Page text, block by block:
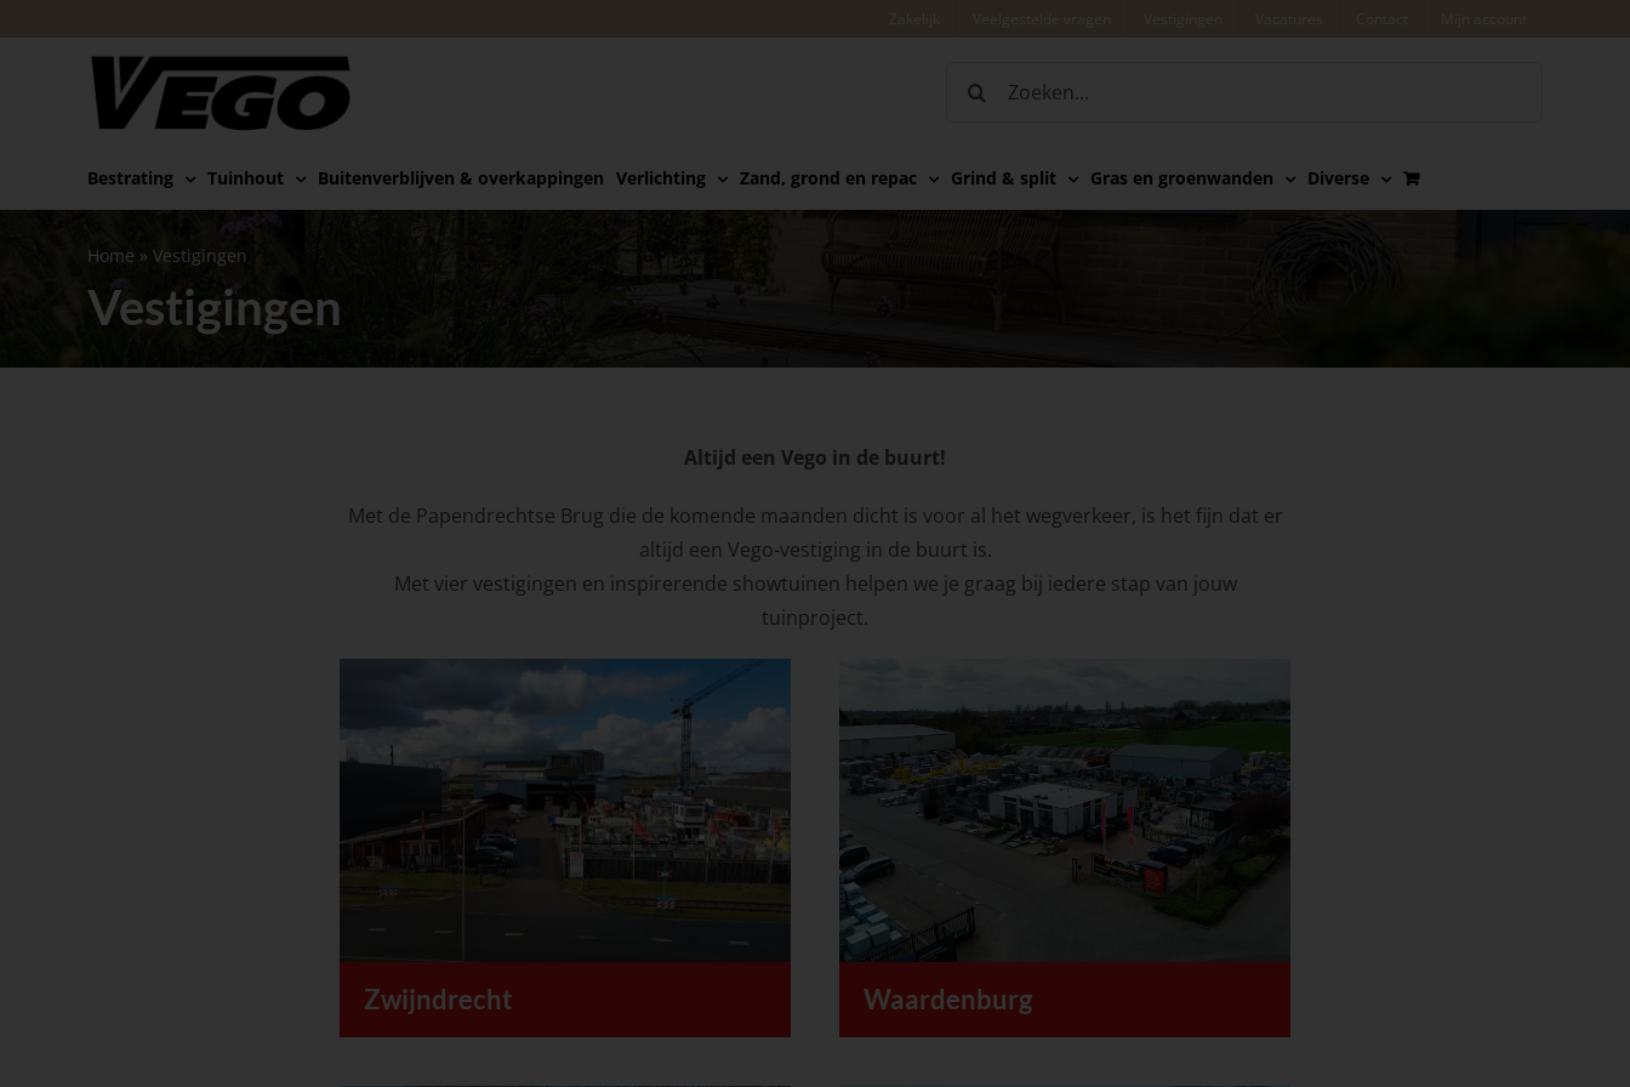
Zoeken
Bestrating Tuinhout Buitenverblijven & overkappingen Verlichting Zand, grond en repac Grind & split Gras en groenwanden Diverse
Home » Vestigingen
Vestigingen
Altijd een Vego in de buurt!
Met de Papendrechtse Brug die de komende maanden dicht is voor al het wegverkeer, is het fijn dat er
altijd een Vego-vestiging in de buurt is.
Met vier vestigingen en inspirerende showtuinen helpen we je graag bij iedere stap van jouw
tuinproject.
Zwijndrecht Waardenburg